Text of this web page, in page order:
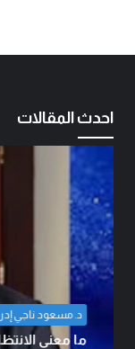
احدث المقالات